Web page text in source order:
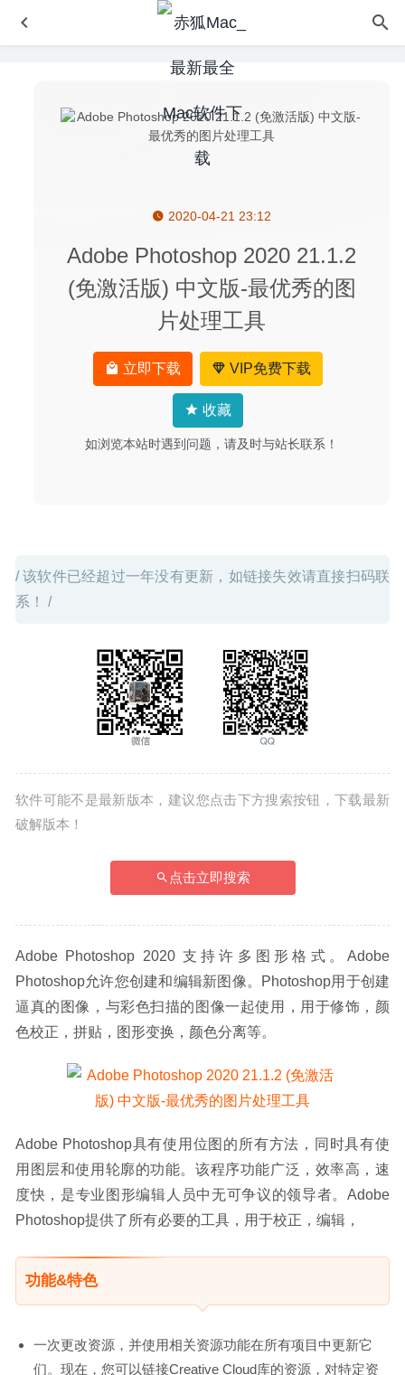
2020-04-21 23:12
Adobe Photoshop 2020 21.1.2
(免激活版) 中文版-最优秀的图
片处理工具
立即下载 VIP免费下载
收藏
如浏览本站时遇到问题，请及时与站长联系！
/ 该软件已经超过一年没有更新，如链接失效请直接扫码联
系！ /
软件可能不是最新版本，建议您点击下方搜索按钮，下载最新
破解版本！
点击立即搜索
Adobe Photoshop 2020 支持许多图形格式。Adobe
Photoshop允许您创建和编辑新图像。Photoshop用于创建
逼真的图像，与彩色扫描的图像一起使用，用于修饰，颜
色校正，拼贴，图形变换，颜色分离等。
Adobe Photoshop具有使用位图的所有方法，同时具有使
用图层和使用轮廓的功能。该程序功能广泛，效率高，速
度快，是专业图形编辑人员中无可争议的领导者。Adobe
Photoshop提供了所有必要的工具，用于校正，编辑，
功能&特色
一次更改资源，并使用相关资源功能在所有项目中更新它
们。现在，您可以链接Creative Cloud库的资源，对特定资
Movavi Academic 2020 20.1.0 for Mac中文版-强大的课程
Dash 5.3 – 开发者必备API文档和代码片段管理器
Copy’em Paste 2.8.3 – 实用的剪贴板管理工具
Xliff Editor 2.7.6 – 简单易用的XLIFF文件编辑器